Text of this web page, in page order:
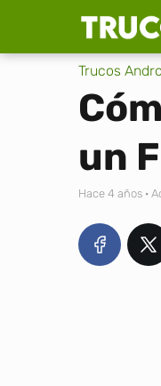
Trucos
un
hace 4 años ·